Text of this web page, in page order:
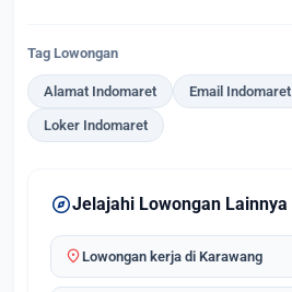
Tag Lowongan
Alamat Indomaret Email Indomaret
Loker Indomaret
exploreJelajahi Lowongan Lainnya
location_onLowongan kerja di Karawang